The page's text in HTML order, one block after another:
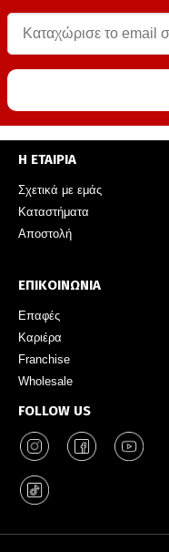
Η ΕΤΑΙΡΙΑ
Σχετικά με εμάς
Καταστήματα
Αποστολή
ΕΠΙΚΟΙΝΩΝΙΑ
Επαφές
Καριέρα
Franchise
Wholesale
FOLLOW US